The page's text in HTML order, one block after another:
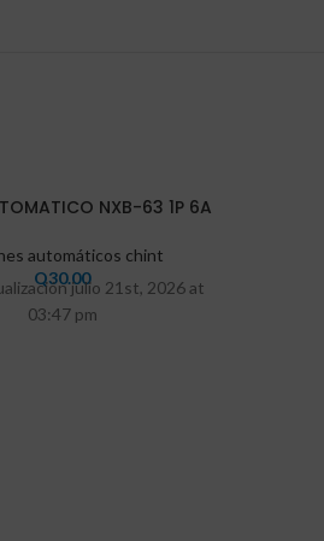
NXB-63 1P 6A
automáticos chint
Q30.00julio 21st, 2026 at
03:47 pm